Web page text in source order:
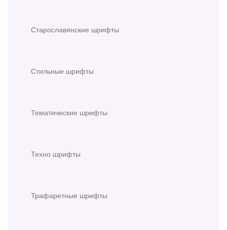
Старославянские шрифты
Стильные шрифты
Тематические шрифты
Техно шрифты
Трафаретные шрифты